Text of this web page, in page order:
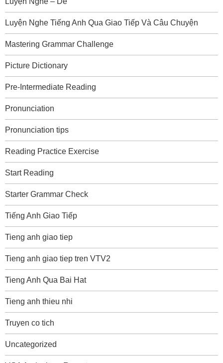
Luyện Nghe Tiếng Anh Qua Giao Tiếp Và Câu Chuyện
Mastering Grammar Challenge
Picture Dictionary
Pre-Intermediate Reading
Pronunciation
Pronunciation tips
Reading Practice Exercise
Start Reading
Starter Grammar Check
Tiếng Anh Giao Tiếp
Tieng anh giao tiep
Tieng anh giao tiep tren VTV2
Tieng Anh Qua Bai Hat
Tieng anh thieu nhi
Truyen co tich
Uncategorized